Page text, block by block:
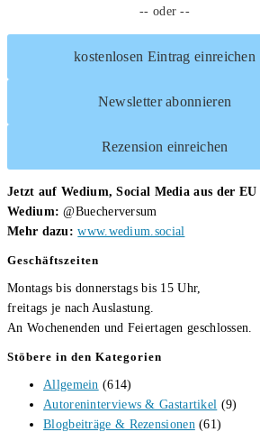
-- oder --
kostenlosen Eintrag einreichen
Newsletter abonnieren
Rezension einreichen
Jetzt auf Wedium, Social Media aus der EU
Wedium: @Buecherversum
Mehr dazu: www.wedium.social
Geschäftszeiten
Montags bis donnerstags bis 15 Uhr,
freitags je nach Auslastung.
An Wochenenden und Feiertagen geschlossen.
Stöbere in den Kategorien
Allgemein (614)
Autoreninterviews & Gastartikel (9)
Blogbeiträge & Rezensionen (61)